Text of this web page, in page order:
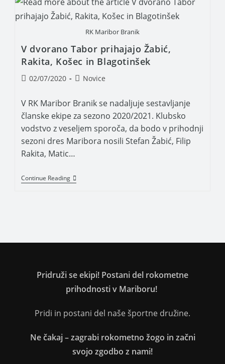
RK Maribor Branik
V dvorano Tabor prihajajo Žabić,
Rakita, Košec in Blagotinšek
02/07/2020 Novice
V RK Maribor Branik se nadaljuje sestavljanje
članske ekipe za sezono 2020/2021. Klubsko
vodstvo z veseljem sporoča, da bodo v prihodnji
sezoni dres Maribora nosili Stefan Žabić, Filip
Rakita, Matic…
Continue Reading
Pridruži se ekipi! Postani del rokometne
prihodnosti v Mariboru!
Pridi in postani del naše športne družine.
Ne čakaj – zagrabi rokometno žogo in začni
svojo zgodbo z nami!